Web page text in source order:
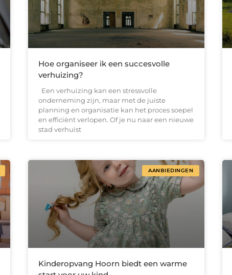
Hoe organiseer ik een succesvolle
verhuizing?
Een verhuizing kan een stressvolle
onderneming zijn, maar met de juiste
planning en organisatie kan het proces soepel
en efficiënt verlopen. Of je nu naar een nieuwe
stad verhuist
AANBIEDINGEN
Kinderopvang Hoorn biedt een warme